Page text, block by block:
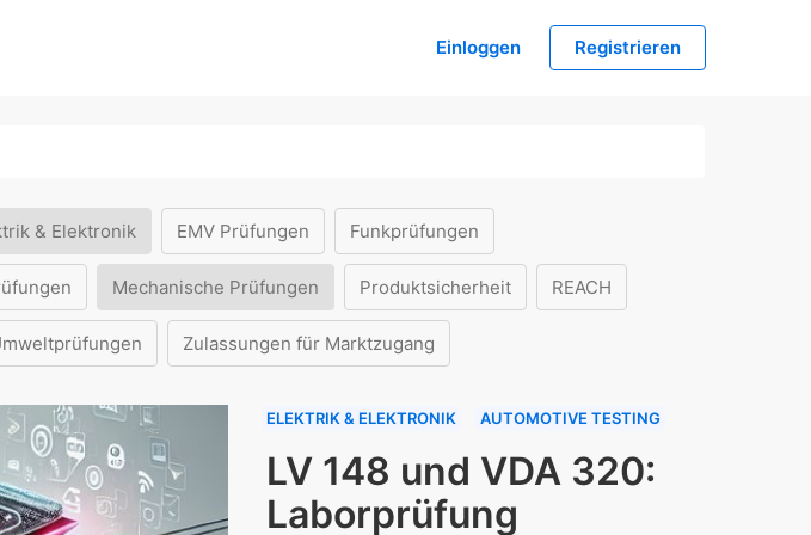
Einloggen Registrieren
& Elektronik EMV Prüfungen Funkprüfungen
Mechanische Prüfungen Produktsicherheit REACH
Zulassungen für Marktzugang
ELEKTRIK & ELEKTRONIK AUTOMOTIVE TESTING
LV 148 und VDA 320:
Laborprüfung